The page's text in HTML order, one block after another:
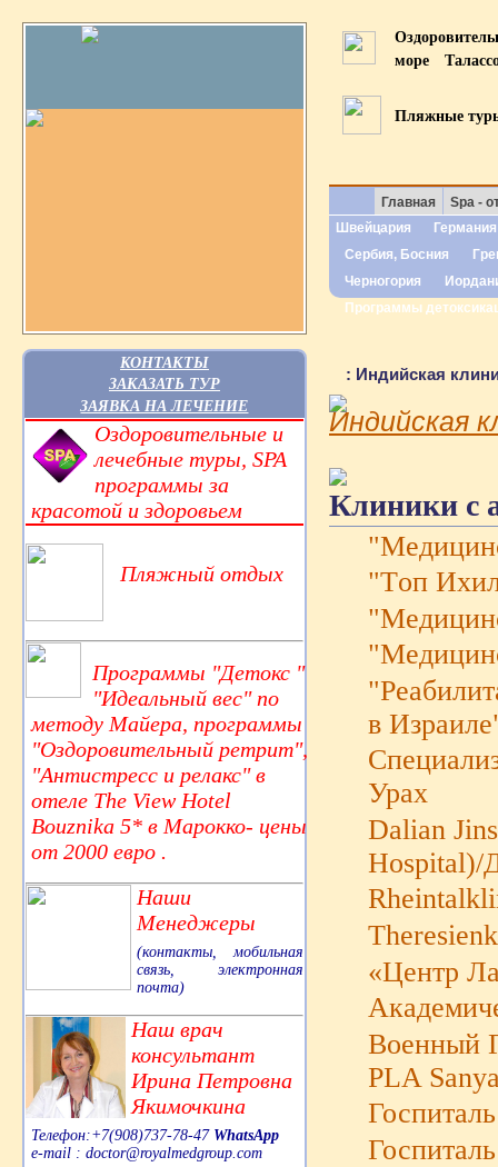
КОНТАКТЫ
ЗАКАЗАТЬ ТУР
ЗАЯВКА НА ЛЕЧЕНИЕ
Оздоровительные и
лечебные туры, SPA
программы за
красотой и здоровьем
Пляжный отдых
Программы "Детокс "
"Идеальный вес" по
методу Майера, программы
"Оздоровительный ретрит",
"Антистресс и релакс" в
отеле The View Hotel
Bouznika 5* в Марокко- цены
от 2000 евро .
Наши
Менеджеры
(контакты, мобильная
связь, электронная
почта)
Наш врач
консультант
Ирина Петровна
Якимочкина
Телефон:+7(908)737-78-47 WhatsApp
e-mail : doctor@royalmedgroup.com
море
Пляжные
Главная
Spa -
Швейцария
Германия
Сербия, Босния
Черногория
Программы
: Индийская
Индийская
Клиники с
"Tоп
в
Урах
Dalian
Hospital)/
«Центр
Военный
PLA